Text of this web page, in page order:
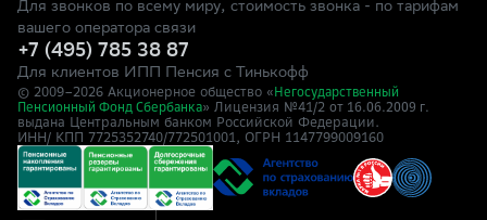
Для звонков по всему миру, стоимость звонка - по тарифам
вашего оператора связи
+7 (495) 785 38 87
Для клиентов ИПП Пенсия с Тинькофф
© 2009–2026 Акционерное общество « Негосударственный
Пенсионный Фонд Сбербанка» Лицензия №41/2 от 16.06.2009 г.
выдана Центральным банком Российской Федерации.
ИНН/ КПП 7725352740/772501001, ОГРН 1147799009160